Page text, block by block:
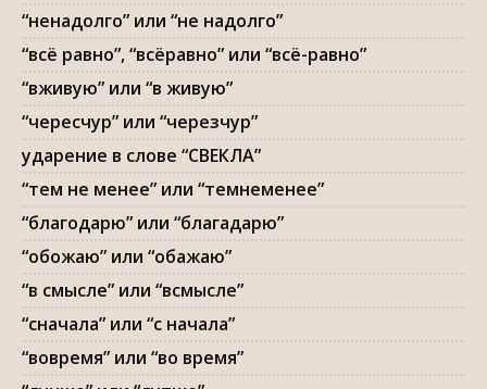
“ненадолго” или “не надолго”
“всё равно”, “всёравно” или “всё-равно”
“вживую” или “в живую”
“чересчур” или “черезчур”
ударение в слове “СВЕКЛА”
“тем не менее” или “темнеменее”
“благодарю” или “благадарю”
“обожаю” или “обажаю”
“в смысле” или “всмысле”
“сначала” или “с начала”
“вовремя” или “во время”